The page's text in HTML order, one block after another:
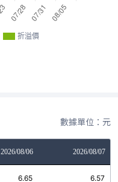
折溢價
數據單位：元
2026/08/06 2026/08/07
6.65 6.57